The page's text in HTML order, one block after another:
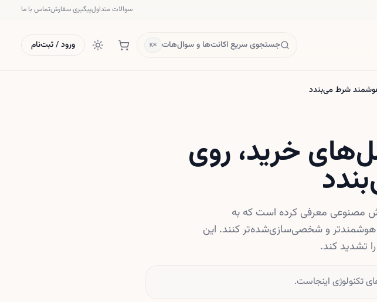
سوالات متداولپیگیری سفارشتماس با ما
جستجوی سریع اکانت‌ها و سوال‌هات ⌘K ورود / ثبت‌نام
شرط می‌بندد
خرید، روی
مصنوعی معرفی کرده است که به
هوشمندتر و شخصی‌سازی‌شده‌تر کنند. این
تشدید کند.
تکنولوژی اینجاست.